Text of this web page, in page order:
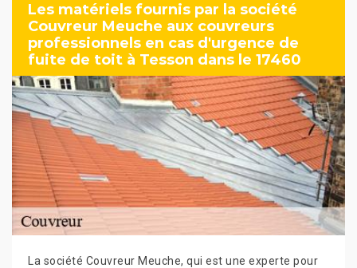
Les matériels fournis par la société
Couvreur Meuche aux couvreurs
professionnels en cas d'urgence de
fuite de toit à Tesson dans le 17460
La société Couvreur Meuche, qui est une experte pour